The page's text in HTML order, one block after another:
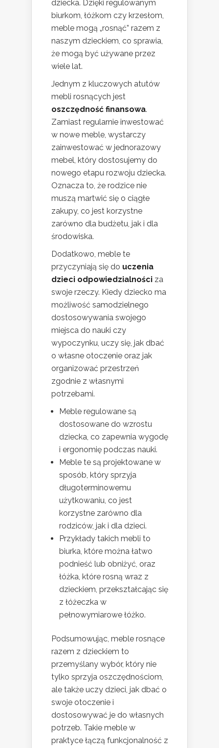
dziecka. Dzięki regulowanym
biurkom, łóżkom czy krzesłom,
meble mogą „rosnąć” razem z
naszym dzieckiem, co sprawia,
że mogą być używane przez
wiele lat.
Jednym z kluczowych atutów
mebli rosnących jest
oszczędność finansowa.
Zamiast regularnie inwestować
w nowe meble, wystarczy
zainwestować w jednorazowy
mebel, który dostosujemy do
nowego etapu rozwoju dziecka.
Oznacza to, że rodzice nie
muszą martwić się o ciągłe
zakupy, co jest korzystne
zarówno dla budżetu, jak i dla
środowiska.
Dodatkowo, meble te
przyczyniają się do uczenia
dzieci odpowiedzialności za
swoje rzeczy. Kiedy dziecko ma
możliwość samodzielnego
dostosowywania swojego
miejsca do nauki czy
wypoczynku, uczy się, jak dbać
o własne otoczenie oraz jak
organizować przestrzeń
zgodnie z własnymi
potrzebami.
Meble regulowane są
dostosowane do wzrostu
dziecka, co zapewnia wygodę
i ergonomię podczas nauki.
Meble te są projektowane w
sposób, który sprzyja
długoterminowemu
użytkowaniu, co jest
korzystne zarówno dla
rodziców, jak i dla dzieci.
Przykłady takich mebli to
biurka, które można łatwo
podnieść lub obniżyć, oraz
łóżka, które rosną wraz z
dzieckiem, przekształcając się
z łóżeczka w
pełnowymiarowe łóżko.
Podsumowując, meble rosnące
razem z dzieckiem to
przemyślany wybór, który nie
tylko sprzyja oszczędnościom,
ale także uczy dzieci, jak dbać o
swoje otoczenie i
dostosowywać je do własnych
potrzeb. Takie meble w
praktyce łączą funkcjonalność z